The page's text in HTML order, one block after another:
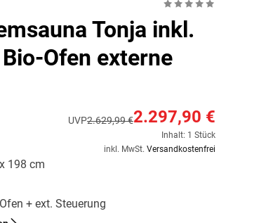
Tonja inkl.
Ofen externe
UVP2.629,99 €2.297,90 €
Inhalt: 1 Stück
inkl. MwSt. Versandkostenfrei
198 cm
+ ext. Steuerung